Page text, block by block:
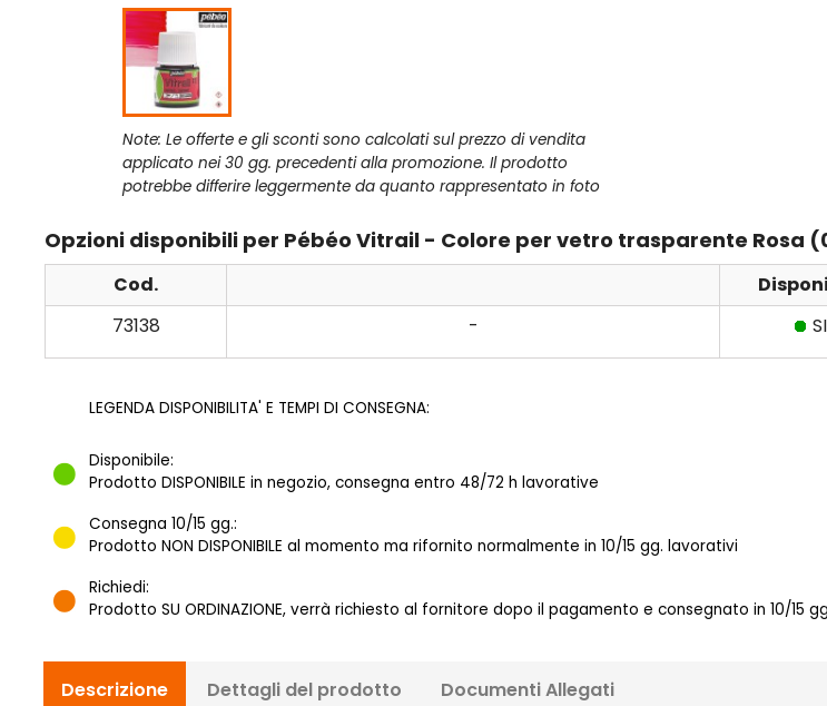
Note: Le offerte e gli sconti sono calcolati sul prezzo di vendita
applicato nei 30 gg. precedenti alla promozione. Il prodotto
potrebbe differire leggermente da quanto rappresentato in foto
Opzioni disponibili per Pébéo Vitrail - Colore per vetro trasparente Rosa
Cod.
73138
- SI
LEGENDA DISPONIBILITA' E TEMPI DI CONSEGNA:
Disponibile:
Prodotto DISPONIBILE in negozio, consegna entro 48/72 h lavorative
Consegna 10/15 gg.:
Prodotto NON DISPONIBILE al momento ma rifornito normalmente in 10/15 gg. lavorativi
Richiedi:
Prodotto SU ORDINAZIONE, verrà richiesto al fornitore dopo il pagamento e consegnato in 10/15
Descrizione Dettagli del prodotto Documenti Allegati